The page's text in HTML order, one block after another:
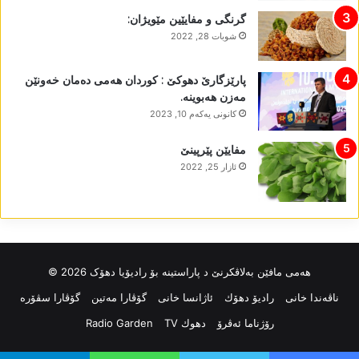
گرنگی و مفایێین مێویژان:
شوبات 28, 2022
پارێزگارێ دھوکێ : کوردان ھەمی دەمان خەونێن
مەزن ھەبوینە.
كانونی یه‌كه‌م 10, 2023
مفایێن پێرپینێ
ئازار 25, 2022
ھەمی مافێن بەلاڤکرنێ د پاراستینە بۆ رادیۆیا دھۆک 2026 ©
ناڤه‌ندا خانی
رادیۆ دهۆك ئاژانسا خانی گۆڤارا مەتین
گۆڤارا سڤۆرە
رۆژناما ئەڤرۆ
دهوك TV Radio Garden